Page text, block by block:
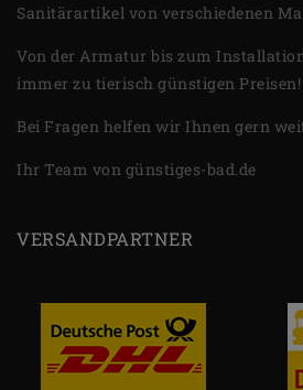
Sanitärartikel von verschiedenen
Von der Armatur bis zum
immer zu tierisch günstigen Preisen!
Bei Fragen helfen wir Ihnen gern
Ihr Team von günstiges-bad.de
VERSANDPARTNER